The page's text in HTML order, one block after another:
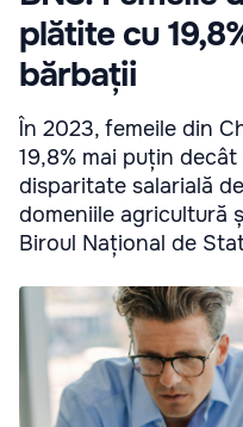
plătite cu
bărbații
În 2023, femeile din
19,8% mai puțin
disparitate salarială
domeniile agricultură
Biroul Național de